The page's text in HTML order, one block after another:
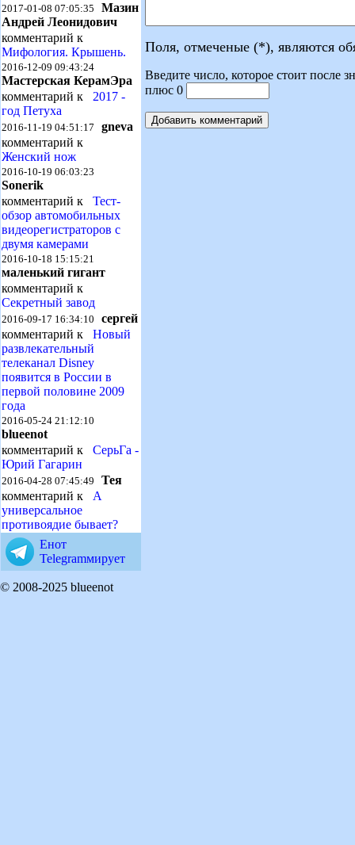
2017-01-08 07:05:35 Мазин
Андрей Леонидович
комментарий к
Мифология. Крышень.
2016-12-09 09:43:24
Мастерская КерамЭра
комментарий к 2017 -
год Петуха
2016-11-19 04:51:17 gneva
комментарий к
Женский нож
2016-10-19 06:03:23
Sonerik
комментарий к Тест-
обзор автомобильных
видеорегистраторов с
двумя камерами
2016-10-18 15:15:21
маленький гигант
комментарий к
Секретный завод
2016-09-17 16:34:10 сергей
комментарий к Новый
развлекательный
телеканал Disney
появится в России в
первой половине 2009
года
2016-05-24 21:12:10
blueenot
комментарий к СерьГа -
Юрий Гагарин
2016-04-28 07:45:49 Тея
комментарий к А
универсальное
противоядие бывает?
Енот
Telegramмирует
Поля, отмеченые (*), являются
Введите число, которое стоит после
плюс 0
© 2008-2025 blueenot